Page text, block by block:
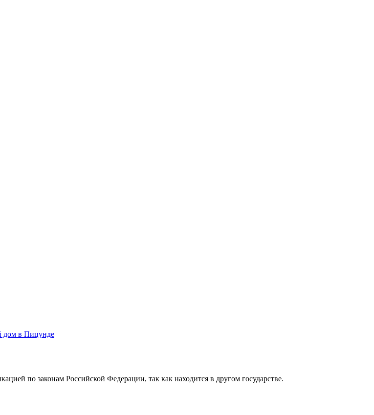
дом в Пицунде
по законам Российской Федерации, так как находится в другом государстве.